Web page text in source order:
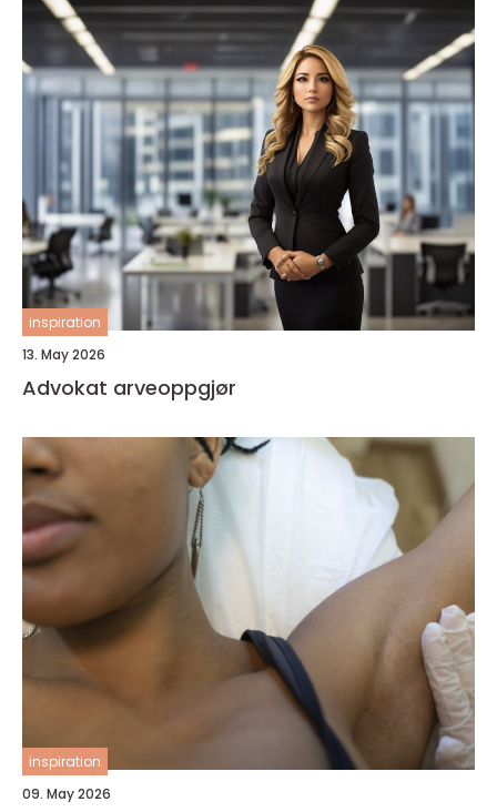
inspiration
13. May 2026
Advokat arveoppgjør
inspiration
09. May 2026